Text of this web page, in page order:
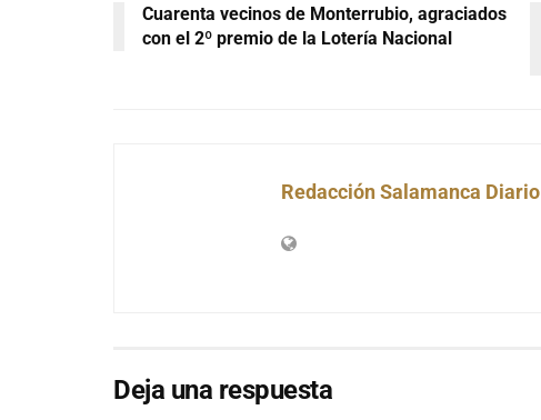
Cuarenta vecinos de Monterrubio, agraciados
con el 2º premio de la Lotería Nacional
Redacción Salamanca Diario
Deja una respuesta